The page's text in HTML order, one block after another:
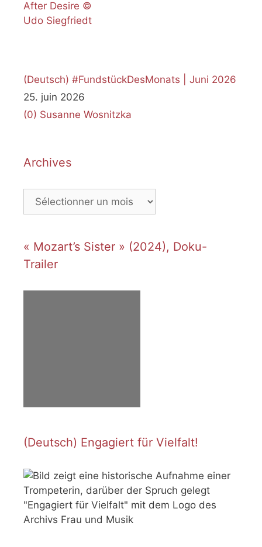
(Deutsch) #FundstückDesMonats | Juni 2026
25. juin 2026
(0) Susanne Wosnitzka
Archives
Archives
« Mozart’s Sister » (2024), Doku-
Trailer
(Deutsch) Engagiert für Vielfalt!